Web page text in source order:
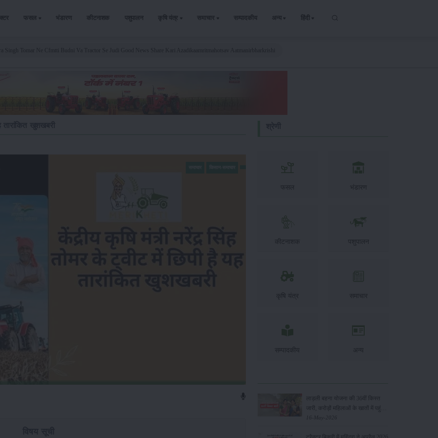
फसल भंडारण कीटनाशक पशुपालन कृषि यंत्र समाचार सम्पादकीय अन्य हिंदी
फसल भंडारण
कीटनाशक पशुपालन
कृषि यंत्र समाचार
सम्पादकीय अन्य
लाड़ली बहना योजना की 36वीं किस्त
जारी, करोड़ों महिलाओं के खातों में पहुंचे
1500 रुपये
16-May-2026